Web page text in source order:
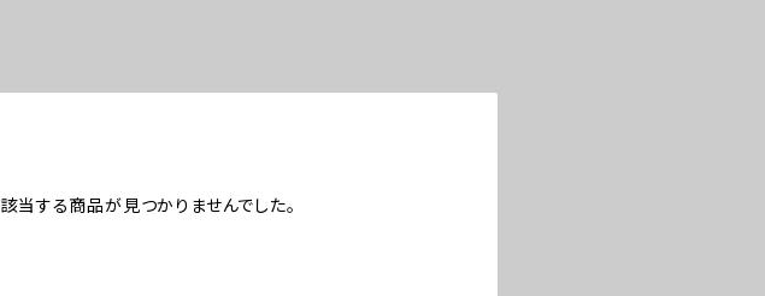
該当する商品が見つかりませんでした。